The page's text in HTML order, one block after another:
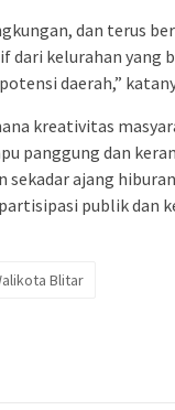
dan terus
dari kelurahan yang
daerah,”
kreativitas
panggung dan
ajang
publik dan
Blitar